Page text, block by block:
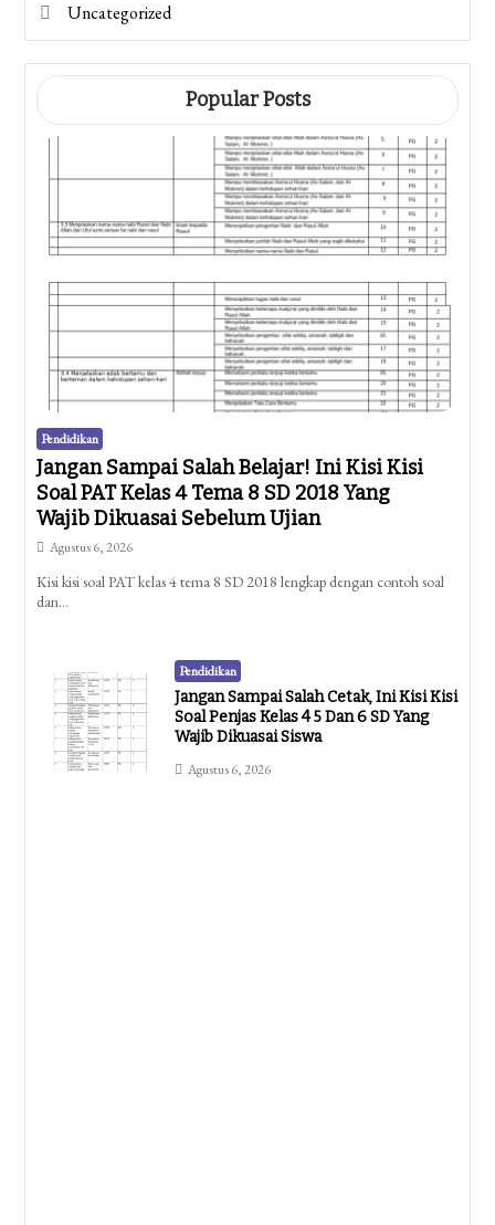
Uncategorized
Popular Posts
Pendidikan
Jangan Sampai Salah Belajar! Ini Kisi Kisi
Soal PAT Kelas 4 Tema 8 SD 2018 Yang
Wajib Dikuasai Sebelum Ujian
Agustus 6, 2026
Kisi kisi soal PAT kelas 4 tema 8 SD 2018 lengkap dengan contoh soal
dan…
Pendidikan
Jangan Sampai Salah Cetak, Ini Kisi Kisi
Soal Penjas Kelas 4 5 Dan 6 SD Yang
Wajib Dikuasai Siswa
Agustus 6, 2026